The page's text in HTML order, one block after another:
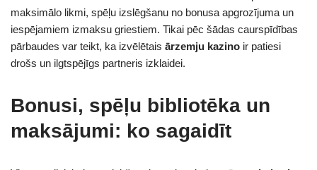
maksimālo likmi, spēļu izslēgšanu no bonusa apgrozījuma un
iespējamiem izmaksu griestiem. Tikai pēc šādas caurspīdības
pārbaudes var teikt, ka izvēlētais ārzemju kazino ir patiesi
drošs un ilgtspējīgs partneris izklaidei.
Bonusi, spēļu bibliotēka un
maksājumi: ko sagaidīt